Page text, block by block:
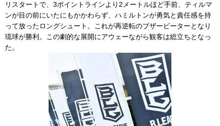
リスタートで、3ポイントラインより2メートルほど手前、ティルマ
ンが目の前にいたにもかかわらず、ハミルトンが勇気と責任感を持
って放ったロングシュート。これが再逆転のブザービーターとなり
琉球が勝利。この劇的な展開にアウェーながら観客は総立ちとなっ
た。